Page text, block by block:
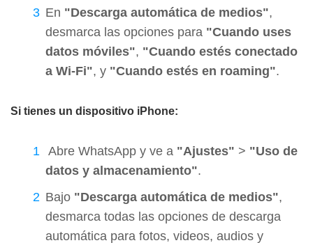
En "Descarga automática de medios",
desmarca las opciones para "Cuando uses
datos móviles", "Cuando estés conectado
a Wi-Fi", y "Cuando estés en roaming".
Si tienes un dispositivo iPhone:
Abre WhatsApp y ve a "Ajustes" > "Uso de
datos y almacenamiento".
Bajo "Descarga automática de medios",
desmarca todas las opciones de descarga
automática para fotos, videos, audios y